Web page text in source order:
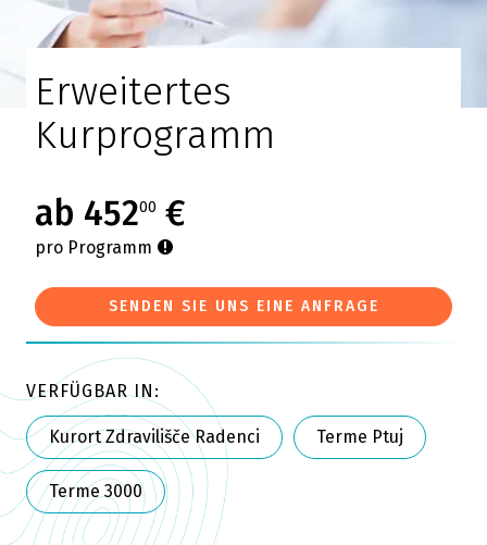
Erweitertes
Kurprogramm
ab 45200 €
pro Programm
SENDEN SIE UNS EINE ANFRAGE
VERFÜGBAR IN:
Kurort Zdravilišče Radenci Terme Ptuj
Terme 3000